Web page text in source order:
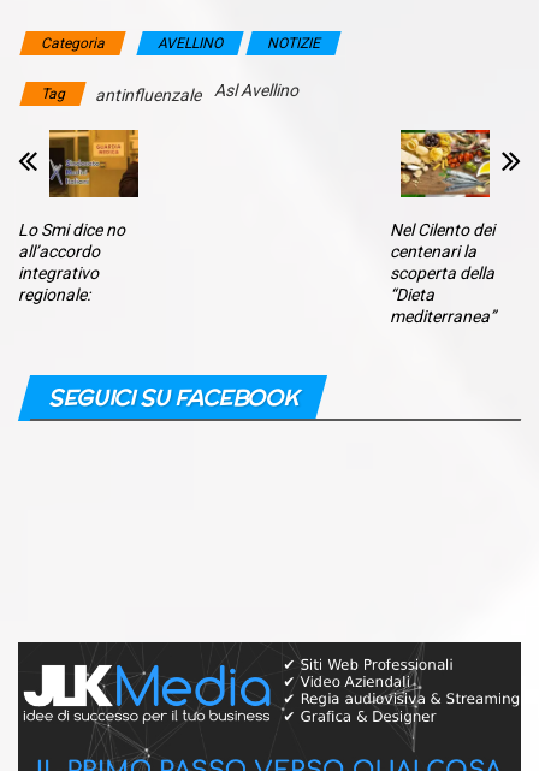
Categoria AVELLINO NOTIZIE
Tag antinfluenzale Asl Avellino
Lo Smi dice no
all’accordo
integrativo
regionale:
Nel Cilento dei
centenari la
scoperta della
“Dieta
mediterranea”
SEGUICI SU FACEBOOK